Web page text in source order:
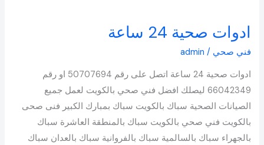
ادوات صحية 24 ساعة
فني صحي /
admin
ادوات صحية 24 ساعة اتصل على رقم 50707694 او رقم
66042349 ليصلك افضل فني صحي بالكويت لعمل جميع
الصيانات الصحية سباك بالكويت سباك بمبارك الكبير فنى صحى
بالكويت فني صحي بالكويت سباك بالمنطقة العاشرة سباك
بالجهراء سباك بالسالمية سباك بالفروانية سباك بالعدان سباك